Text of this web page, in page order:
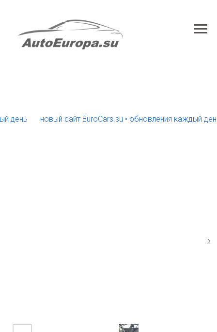
новый сайт EuroCars.su • обновления каждый день